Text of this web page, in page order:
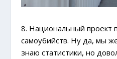
8. Национальный проект
самоубийств. Ну да, мы
знаю статистики, но